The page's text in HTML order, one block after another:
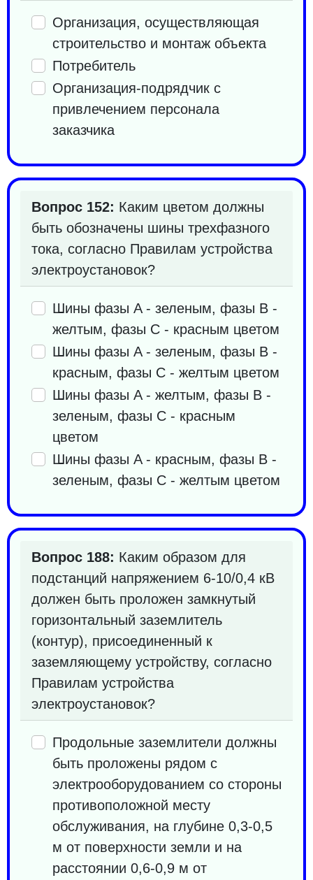
Организация, осуществляющая
строительство и монтаж объекта
Потребитель
Организация-подрядчик с
привлечением персонала
заказчика
Вопрос 152: Каким цветом должны
быть обозначены шины трехфазного
тока, согласно Правилам устройства
электроустановок?
Шины фазы A - зеленым, фазы B -
желтым, фазы C - красным цветом
Шины фазы A - зеленым, фазы B -
красным, фазы C - желтым цветом
Шины фазы A - желтым, фазы B -
зеленым, фазы C - красным
цветом
Шины фазы A - красным, фазы B -
зеленым, фазы C - желтым цветом
Вопрос 188: Каким образом для
подстанций напряжением 6-10/0,4 кВ
должен быть проложен замкнутый
горизонтальный заземлитель
(контур), присоединенный к
заземляющему устройству, согласно
Правилам устройства
электроустановок?
Продольные заземлители должны
быть проложены рядом с
электрооборудованием со стороны
противоположной месту
обслуживания, на глубине 0,3-0,5
м от поверхности земли и на
расстоянии 0,6-0,9 м от